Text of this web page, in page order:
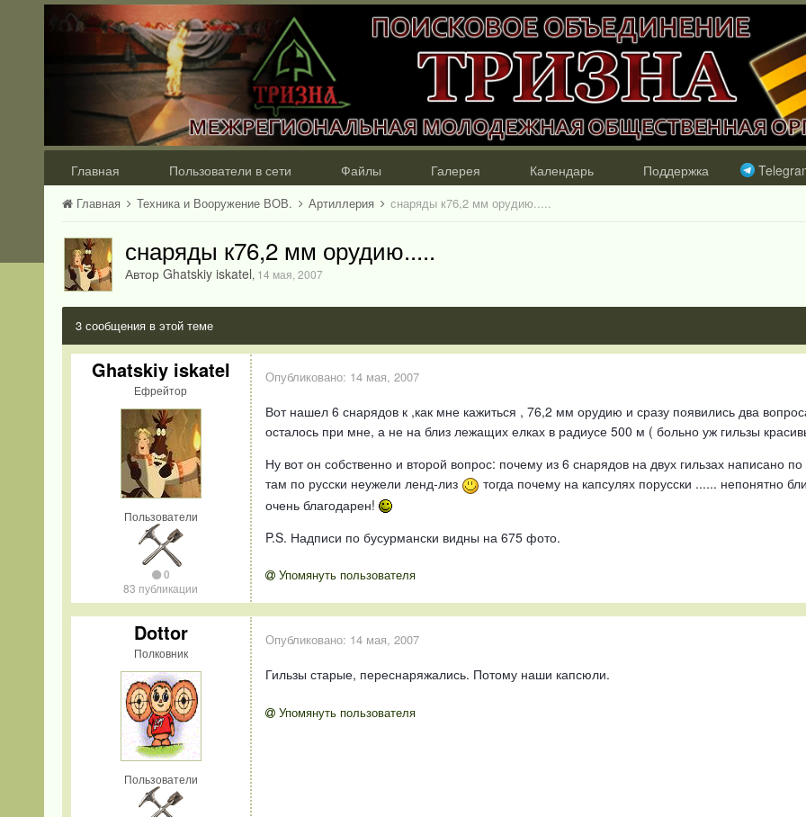
Главная Пользователи в сети Файлы Галерея Календарь Поддержка
Главная Техника и Вооружение ВОВ. Артиллерия снаряды к76,2 мм орудию.....
снаряды к76,2 мм орудию.....
Автор Ghatskiy iskatel, 14 мая, 2007
3 сообщения в этой теме
Ghatskiy iskatel
Ефрейтор
Пользователи
0
83 публикации
Опубликовано: 14 мая, 2007
Вот нашел 6 снарядов к ,как мне кажиться , 76,2 мм орудию и сразу появились два
осталось при мне, а не на близ лежащих елках в радиусе 500 м ( больно уж гильзы
Ну вот он собственно и второй вопрос: почему из 6 снарядов на двух гильзах написано
там по русски неужели ленд-лиз
тогда почему на капсулях порусски ...... непонятно
очень благодарен!
P.S. Надписи по бусурмански видны на 675 фото.
Упомянуть пользователя
Dottor
Полковник
Пользователи
Опубликовано: 14 мая, 2007
Гильзы старые, переснаряжались. Потому наши капсюли.
Упомянуть пользователя